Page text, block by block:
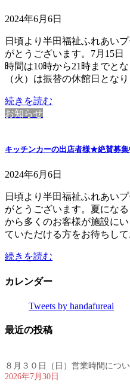
2024年6月6日
日頃より半田福祉ふれあい
がとうございます。7月15日
時間は10時から21時までと
（火）は振替の休館日となり
続きを読む
お知らせ
キッチンカーの出店者様★絶賛募集
2024年6月6日
日頃より半田福祉ふれあい
がとうございます。夏にな
から多くのお客様が施設に
ていただける方をお待ちして
続きを読む
カレンダー
Tweets by handafureai
最近の投稿
８月３０日（日）営業時間につ
2026年7月30日